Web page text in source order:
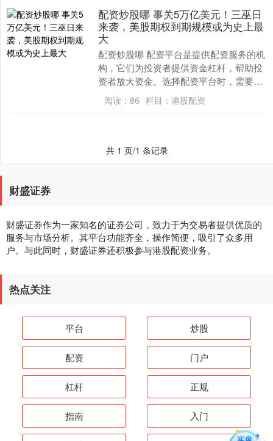
配资炒股哪 事关5万亿美元！三巫日
来袭，美股期权到期规模或为史上最
大
配资炒股哪 配资平台是提供配资服务的机
构，它们为投资者提供资金杠杆，帮助投
资者放大资金。选择配资平台时，需要考
虑以下因素： 来源：华尔街见闻 有分析指
出，虽然美....
阅读： 86 栏目： 港股配资
共 1 页/1 条记录
财盛证券
财盛证券作为一家知名的证券公司，致力于为交易者提供优质的
服务与市场分析。其平台功能齐全，操作简便，吸引了众多用
户。与此同时，财盛证券还积极参与港股配资业务。
热点关注
平台 炒股
配资 门户
杠杆 正规
指南 入门